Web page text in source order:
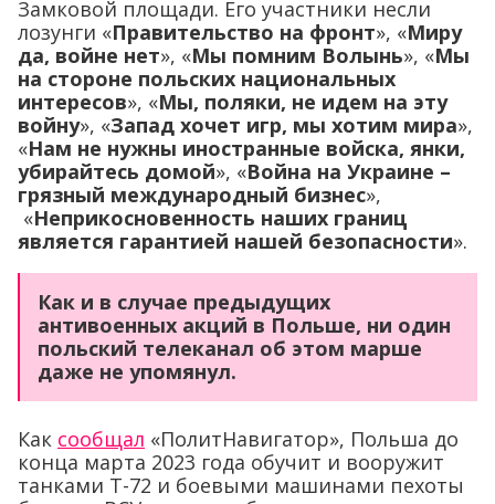
Замковой площади. Его участники несли
лозунги «Правительство на фронт», «Миру
да, войне нет», «Мы помним Волынь», «Мы
на стороне польских национальных
интересов», «Мы, поляки, не идем на эту
войну», «Запад хочет игр, мы хотим мира»,
«Нам не нужны иностранные войска, янки,
убирайтесь домой», «Война на Украине –
грязный международный бизнес»,
«Неприкосновенность наших границ
является гарантией нашей безопасности».
Как и в случае предыдущих
антивоенных акций в Польше, ни один
польский телеканал об этом марше
даже не упомянул.
Как сообщал «ПолитНавигатор», Польша до
конца марта 2023 года обучит и вооружит
танками Т-72 и боевыми машинами пехоты